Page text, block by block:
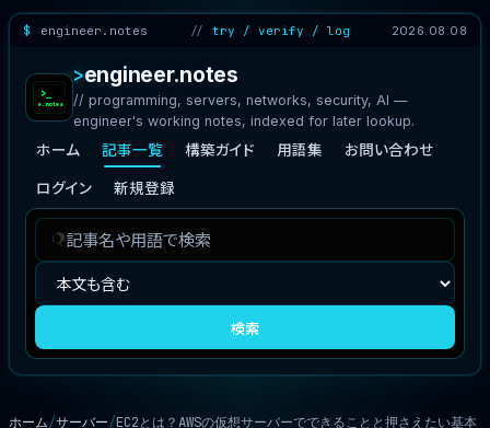
engineer.notes try / verify / log 2026.08.08
engineer.notes
// programming, servers, networks, security, AI —
engineer's working notes, indexed for later lookup.
ホーム 記事一覧 構築ガイド 用語集 お問い合わせ
ログイン 新規登録
事
検
索
索
象
検索
ホーム サーバー EC2とは？AWSの仮想サーバーでできることと押さえたい基本